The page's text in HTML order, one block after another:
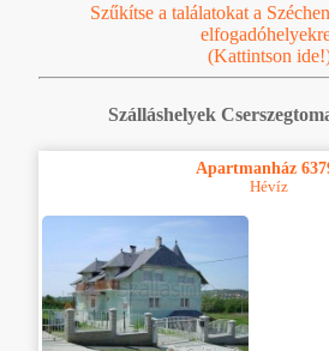
Szűkítse a találatokat a
(Kattintson
Szálláshelyek
Apartmanház
Hévíz